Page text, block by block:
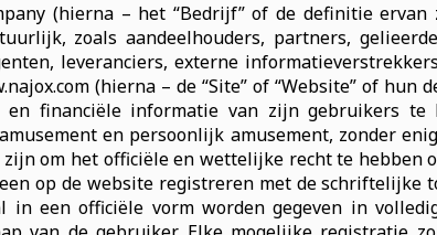
(hierna – het “Bedrijf” of de definitie
zoals aandeelhouders, partners,
leveranciers, externe
(hierna – de “Site” of “Website” of
en financiële informatie van zijn gebruikers
en persoonlijk amusement, zonder
om het officiële en wettelijke recht te hebben
op de website registreren met de schriftelijke
in een officiële vorm worden gegeven in